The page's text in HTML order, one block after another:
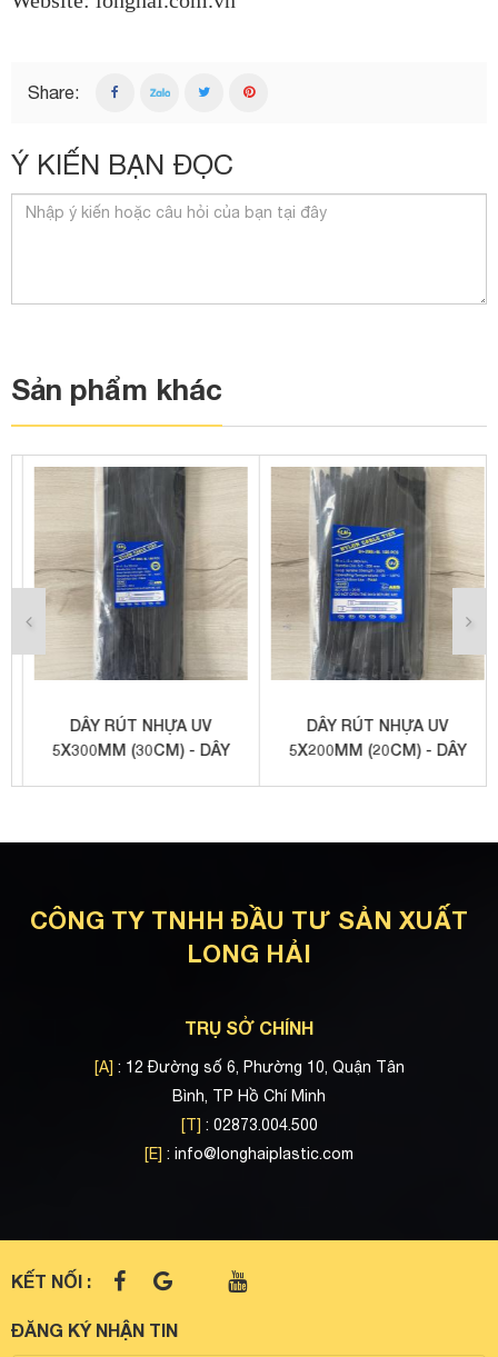
Share:
Ý KIẾN BẠN ĐỌC
Sản phẩm khác
DÂY RÚT NHỰA UV
5X300MM (30CM) - DÂY
DÂY RÚT NHỰA UV
5X200MM (20CM) - DÂY
CÔNG TY TNHH ĐẦU TƯ SẢN XUẤT
LONG HẢI
TRỤ SỞ CHÍNH
[A] : 12 Đường số 6, Phường 10, Quận Tân
Bình, TP Hồ Chí Minh
[T] : 02873.004.500
[E] : info@longhaiplastic.com
KẾT NỐI :
ĐĂNG KÝ NHẬN TIN